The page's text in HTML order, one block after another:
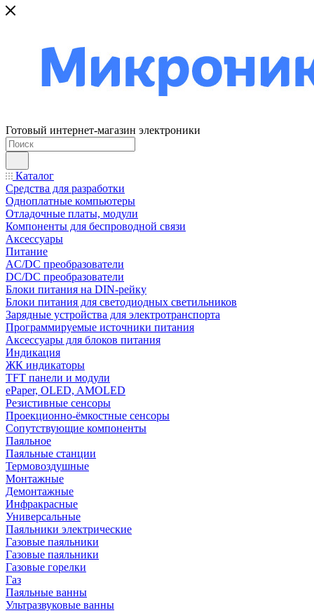
Готовый интернет-магазин электроники
Каталог
Средства для разработки
Одноплатные компьютеры
Отладочные платы, модули
Компоненты для беспроводной связи
Аксессуары
Питание
AC/DC преобразователи
DC/DC преобразователи
Блоки питания на DIN-рейку
Блоки питания для светодиодных светильников
Зарядные устройства для электротранспорта
Программируемые источники питания
Аксессуары для блоков питания
Индикация
ЖК индикаторы
TFT панели и модули
ePaper, OLED, AMOLED
Резистивные сенсоры
Проекционно-ёмкостные сенсоры
Сопутствующие компоненты
Паяльное
Паяльные станции
Термовоздушные
Монтажные
Демонтажные
Инфракрасные
Универсальные
Паяльники электрические
Газовые паяльники
Газовые паяльники
Газовые горелки
Газ
Паяльные ванны
Ультразвуковые ванны